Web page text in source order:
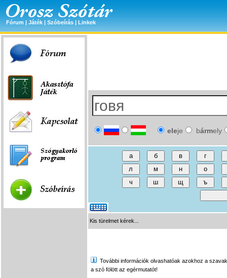
Fórum | Játék | Szóbeírás | Linkek
eleje bármely
Kis türelmet kérek...
További információk olvashatóak azokhoz a
a szó fölött az egérmutatót!